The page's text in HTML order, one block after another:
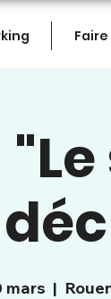
mars
  |